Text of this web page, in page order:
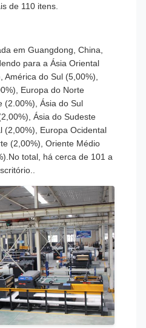
de 110 itens.
em Guangdong, China,
para a Ásia Oriental
América do Sul (5,00%),
Europa do Norte
(2.00%), Ásia do Sul
Ásia do Sudeste
(2,00%), Europa Ocidental
(2,00%), Oriente Médio
total, há cerca de 101 a